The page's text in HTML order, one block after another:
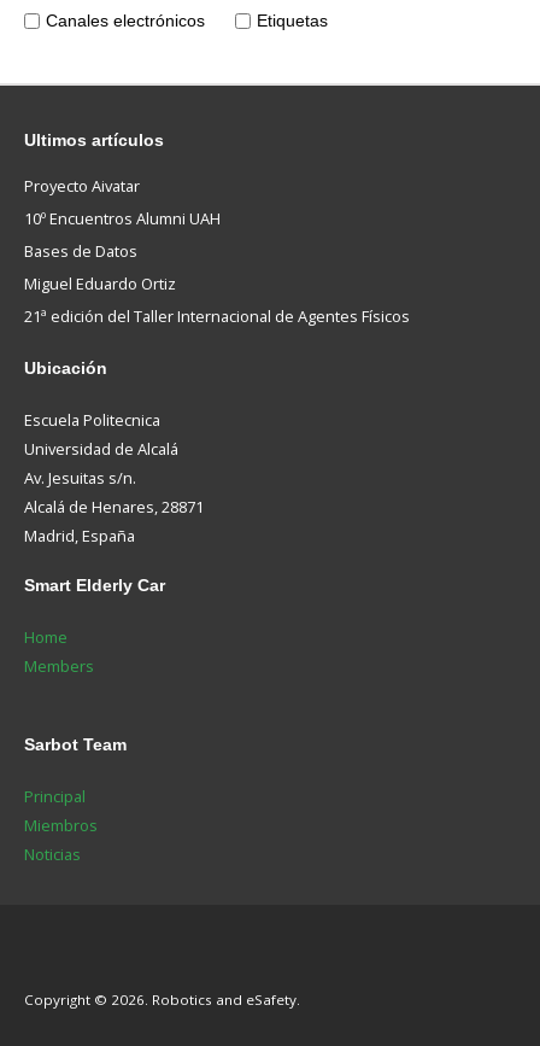
Canales electrónicos
Etiquetas
Ultimos artículos
Proyecto Aivatar
10º Encuentros Alumni UAH
Bases de Datos
Miguel Eduardo Ortiz
21ª edición del Taller Internacional de Agentes Físicos
Ubicación
Escuela Politecnica
Universidad de Alcalá
Av. Jesuitas s/n.
Alcalá de Henares, 28871
Madrid, España
Smart Elderly Car
Home
Members
Sarbot Team
Principal
Miembros
Noticias
Copyright © 2026. Robotics and eSafety.